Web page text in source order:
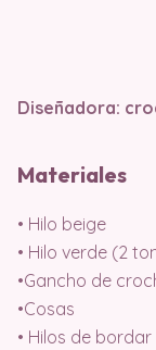
Diseñadora:
Materiales
• Hilo beige
• Hilo verde (2
•Gancho de
•Cosas
• Hilos de